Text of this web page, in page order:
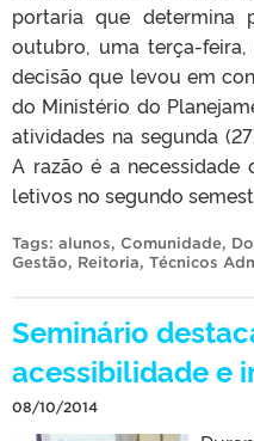
portaria que
outubro, uma terça-
decisão que levou em
do Ministério do
atividades na segunda
A razão é a
letivos no segundo
Tags: alunos, Comunidade,
Gestão, Reitoria, Técnicos
Seminário
acessibilidade e
08/10/2014